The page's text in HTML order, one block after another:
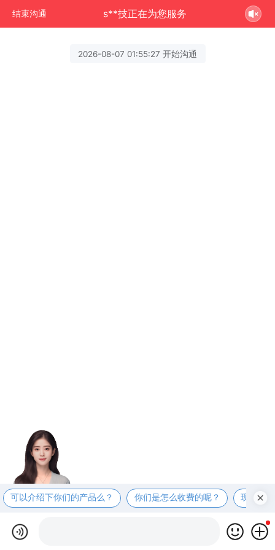
结束沟通 s**技正在为您服务
2026-08-07 01:55:27 开始沟通
可以介绍下你们的产品么？ 你们是怎么收费的呢？ 现在有